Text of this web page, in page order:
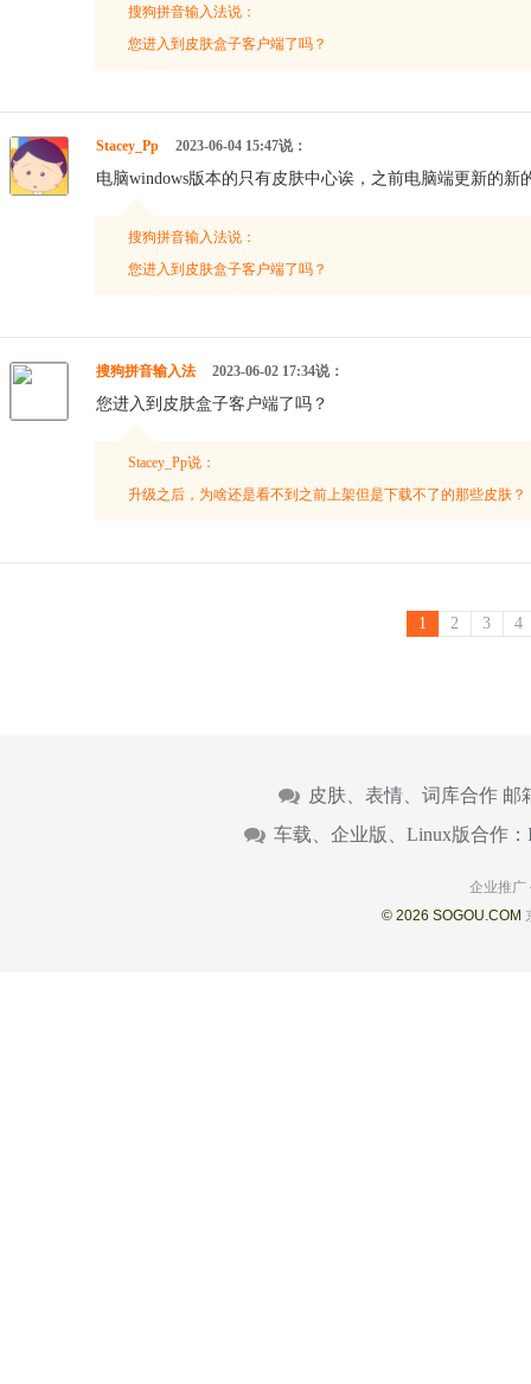
搜狗拼音输入法说：
您进入到皮肤盒子客户端了吗？
Stacey_Pp 2023-06-04 15:47说：
电脑windows版本的只有皮肤中心诶，之前电脑端更新的新
搜狗拼音输入法说：
您进入到皮肤盒子客户端了吗？
搜狗拼音输入法 2023-06-02 17:34说：
您进入到皮肤盒子客户端了吗？
Stacey_Pp说：
升级之后，为啥还是看不到之前上架但是下载不了的那些皮肤？
1 2 3 4
皮肤、表情、词库合作 邮
车载、企业版、Linux版合作：
企业推广
© 2026 SOGOU.COM